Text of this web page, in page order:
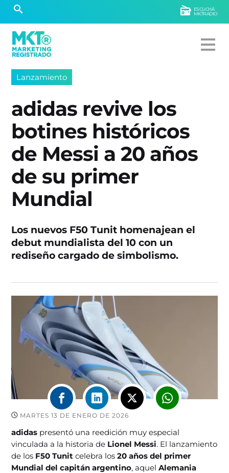
ESCUCHÁ
MKTRADIO
Lanzamiento
adidas revive los
botines históricos
de Messi a 20 años
de su primer
Mundial
Los nuevos F50 Tunit homenajean el
debut mundialista del 10 con un
rediseño cargado de simbolismo.
MARTES 13 DE ENERO DE 2026
adidas presentó una reedición muy especial
vinculada a la historia de Lionel Messi. El lanzamiento
de los F50 Tunit celebra los20 años del primer
Mundial del capitán argentino, aquelAlemania